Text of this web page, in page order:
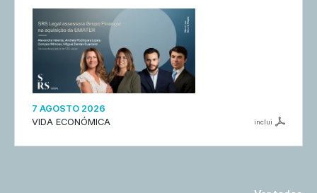
7 AGOSTO 2026
VIDA ECONÓMICA
inclui